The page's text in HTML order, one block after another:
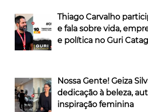
Thiago Carvalho
e fala sobre vida,
e política no Guri
Nossa Gente! Geiza
dedicação à beleza,
inspiração feminina